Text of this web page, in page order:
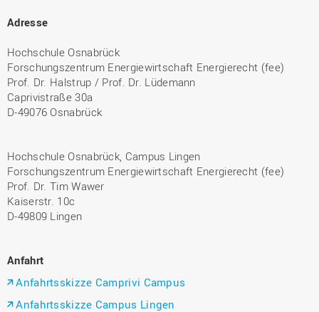
Adresse
Hochschule Osnabrück
Forschungszentrum Energiewirtschaft Energierecht (fee)
Prof. Dr. Halstrup / Prof. Dr. Lüdemann
Caprivistraße 30a
D-49076 Osnabrück
Hochschule Osnabrück, Campus Lingen
Forschungszentrum Energiewirtschaft Energierecht (fee)
Prof. Dr. Tim Wawer
Kaiserstr. 10c
D-49809 Lingen
Anfahrt
Anfahrtsskizze Camprivi Campus
Anfahrtsskizze Campus Lingen